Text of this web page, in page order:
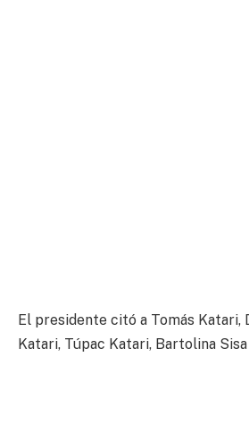
El presidente citó a Tomás Katari,
Katari, Túpac Katari, Bartolina